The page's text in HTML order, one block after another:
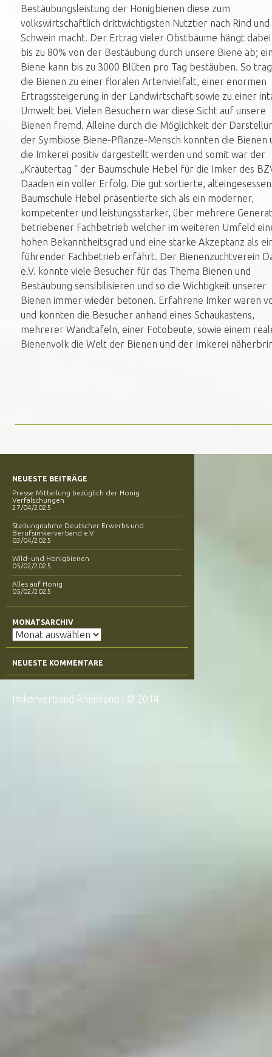
Bestäubungsleistung der Honigbienen diese zum
volkswirtschaftlich drittwichtigsten Nutztier nach Rind und
Schwein macht. Der Ertrag vieler Obstbäume hängt
bis zu 80% von der Bestäubung durch unsere Biene ab;
Biene kann bis zu 3000 Blüten pro Tag bestäuben. So
die Bienen zu einer floralen Artenvielfalt, einer enormen
Ertragssteigerung in der Landwirtschaft sowie zu einer
Umwelt bei. Vielen Besuchern war diese Sicht auf unsere
Bienen fremd. Alleine durch die Möglichkeit der
der Symbiose Biene-Pflanze-Mensch konnten die Bienen
die Imkerei positiv dargestellt werden und somit war der
„Kräutertag “ der Baumschule Hebel für die Imker des
Daaden ein voller Erfolg. Die gut sortierte,
Baumschule Hebel präsentierte sich als ein moderner,
kompetenter und leistungsstarker, über mehrere
betriebener Fachbetrieb welcher im weiteren Umfeld
hohen Bekanntheitsgrad und eine starke Akzeptanz als
führender Fachbetrieb erfährt. Der Bienenzuchtverein
e.V. konnte viele Besucher für das Thema Bienen und
Bestäubung sensibilisieren und so die Wichtigkeit unserer
Bienen immer wieder betonen. Erfahrene Imker waren
und konnten die Besucher anhand eines Schaukastens,
mehrerer Wandtafeln, einer Fotobeute, sowie einem
Bienenvolk die Welt der Bienen und der Imkerei
NEUESTE BEITRÄGE
Presse Mitteilung bezüglich der Honig
Verfälschungen
27/04/2025
Stellungnahme Deutscher Erwerbs-und
Berufsimkerverband e.V.
03/04/2025
Wild- und Honigbienen
05/02/2025
Alles auf Honig
05/02/2025
MONATSARCHIV
Monatsarchiv
NEUESTE KOMMENTARE
Imkerverband Rheinland © 2014